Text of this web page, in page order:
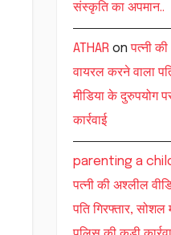
संस्कृति का अपमान..
ATHAR onपत्नी
वायरल करने वाला
मीडिया के दुरुपयोग
कार्रवाई
parenting a
पत्नी की अश्लील
पति गिरफ्तार, सोशल